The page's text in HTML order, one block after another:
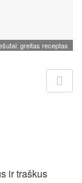
greitas receptas
ir traškus